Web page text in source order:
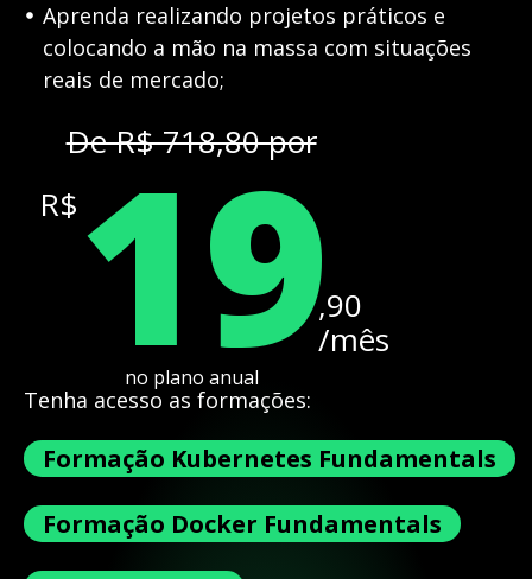
Aprenda realizando projetos práticos e
colocando a mão na massa com situações
reais de mercado;
De R$ 718,80 por
R$ 19,90
/mês
no plano anual
Tenha acesso as formações:
Formação Kubernetes Fundamentals
Formação Docker Fundamentals